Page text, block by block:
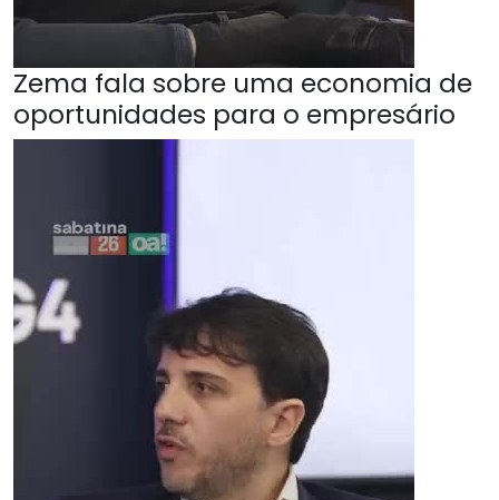
Zema fala sobre uma economia de
oportunidades para o empresário